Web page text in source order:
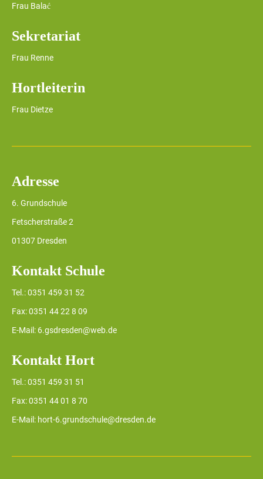
Frau Balać
Sekretariat
Frau Renne
Hortleiterin
Frau Dietze
Adresse
6. Grundschule
Fetscherstraße 2
01307 Dresden
Kontakt Schule
Tel.: 0351 459 31 52
Fax: 0351 44 22 8 09
E-Mail: 6.gsdresden@web.de
Kontakt Hort
Tel.: 0351 459 31 51
Fax: 0351 44 01 8 70
E-Mail: hort-6.grundschule@dresden.de